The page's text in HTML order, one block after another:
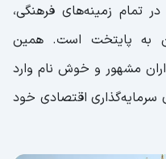
تمام زمینه‌های فرهنگی،
به پایتخت است. همین
مشهور و خوش نام وارد
سرمایه‌گذاری اقتصادی خود